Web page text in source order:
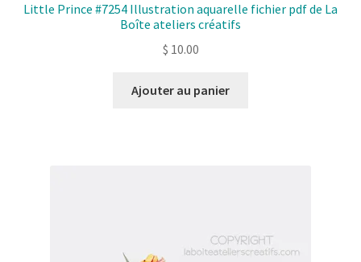
Little Prince #7254 Illustration aquarelle fichier pdf de La
Boîte ateliers créatifs
$ 10.00
Ajouter au panier